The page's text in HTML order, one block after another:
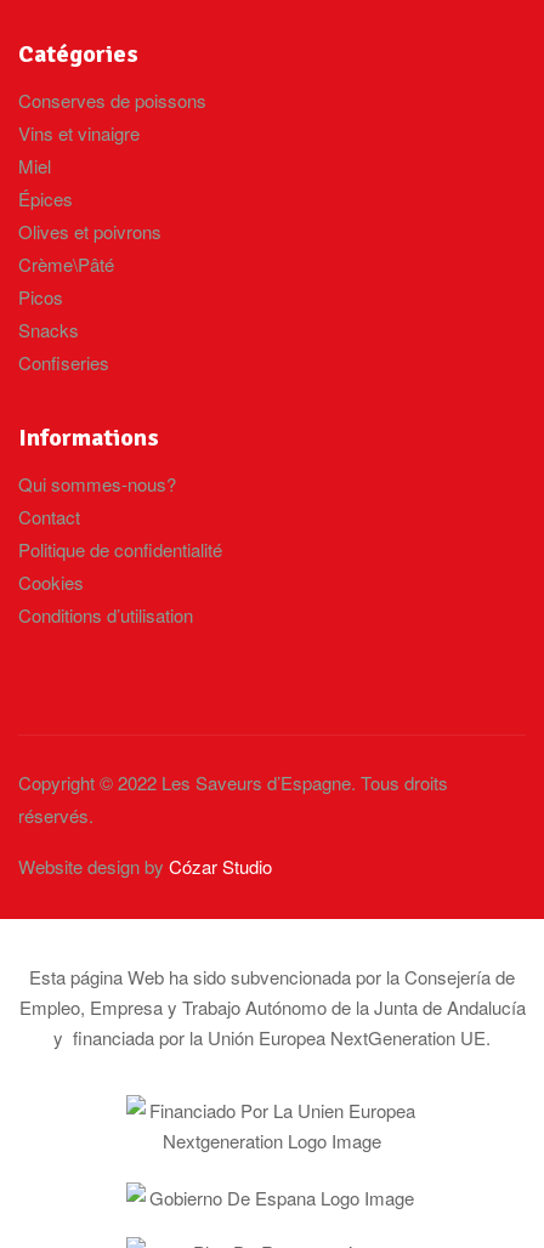
Catégories
Conserves de poissons
Vins et vinaigre
Miel
Épices
Olives et poivrons
Crème\Pâté
Picos
Snacks
Confiseries
Informations
Qui sommes-nous?
Contact
Politique de confidentialité
Cookies
Conditions d’utilisation
Copyright © 2022 Les Saveurs d’Espagne. Tous droits
réservés.
Website design by Cózar Studio
Esta página Web ha sido subvencionada por la Consejería de
Empleo, Empresa y Trabajo Autónomo de la Junta de Andalucía
y financiada por la Unión Europea NextGeneration UE.